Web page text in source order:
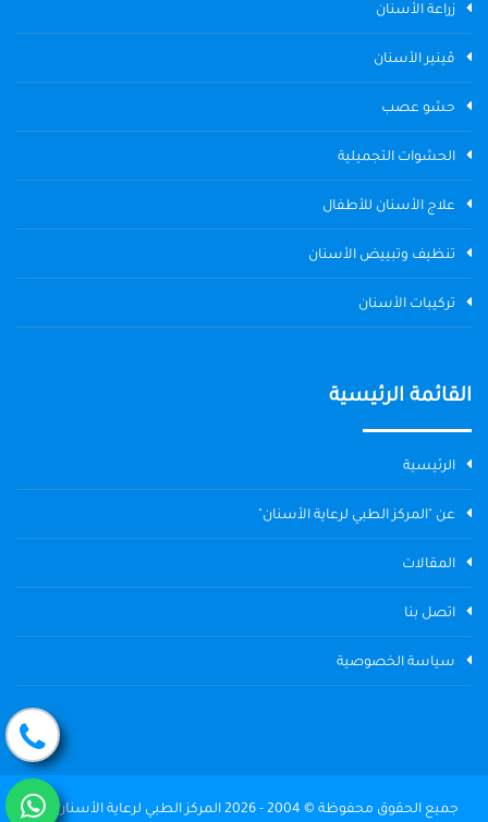
زراعة الأسنان
ڤينير الأسنان
حشو عصب
الحشوات التجميلية
علاج الأسنان للأطفال
تنظيف وتبييض الأسنان
تركيبات الأسنان
القائمة الرئيسية
الرئيسية
عن "المركز الطبي لرعاية الأسنان"
المقالات
اتصل بنا
سياسة الخصوصية
جميع الحقوق محفوظة © 2004 - 2026 المركز الطبي لرعاية الأسنان The